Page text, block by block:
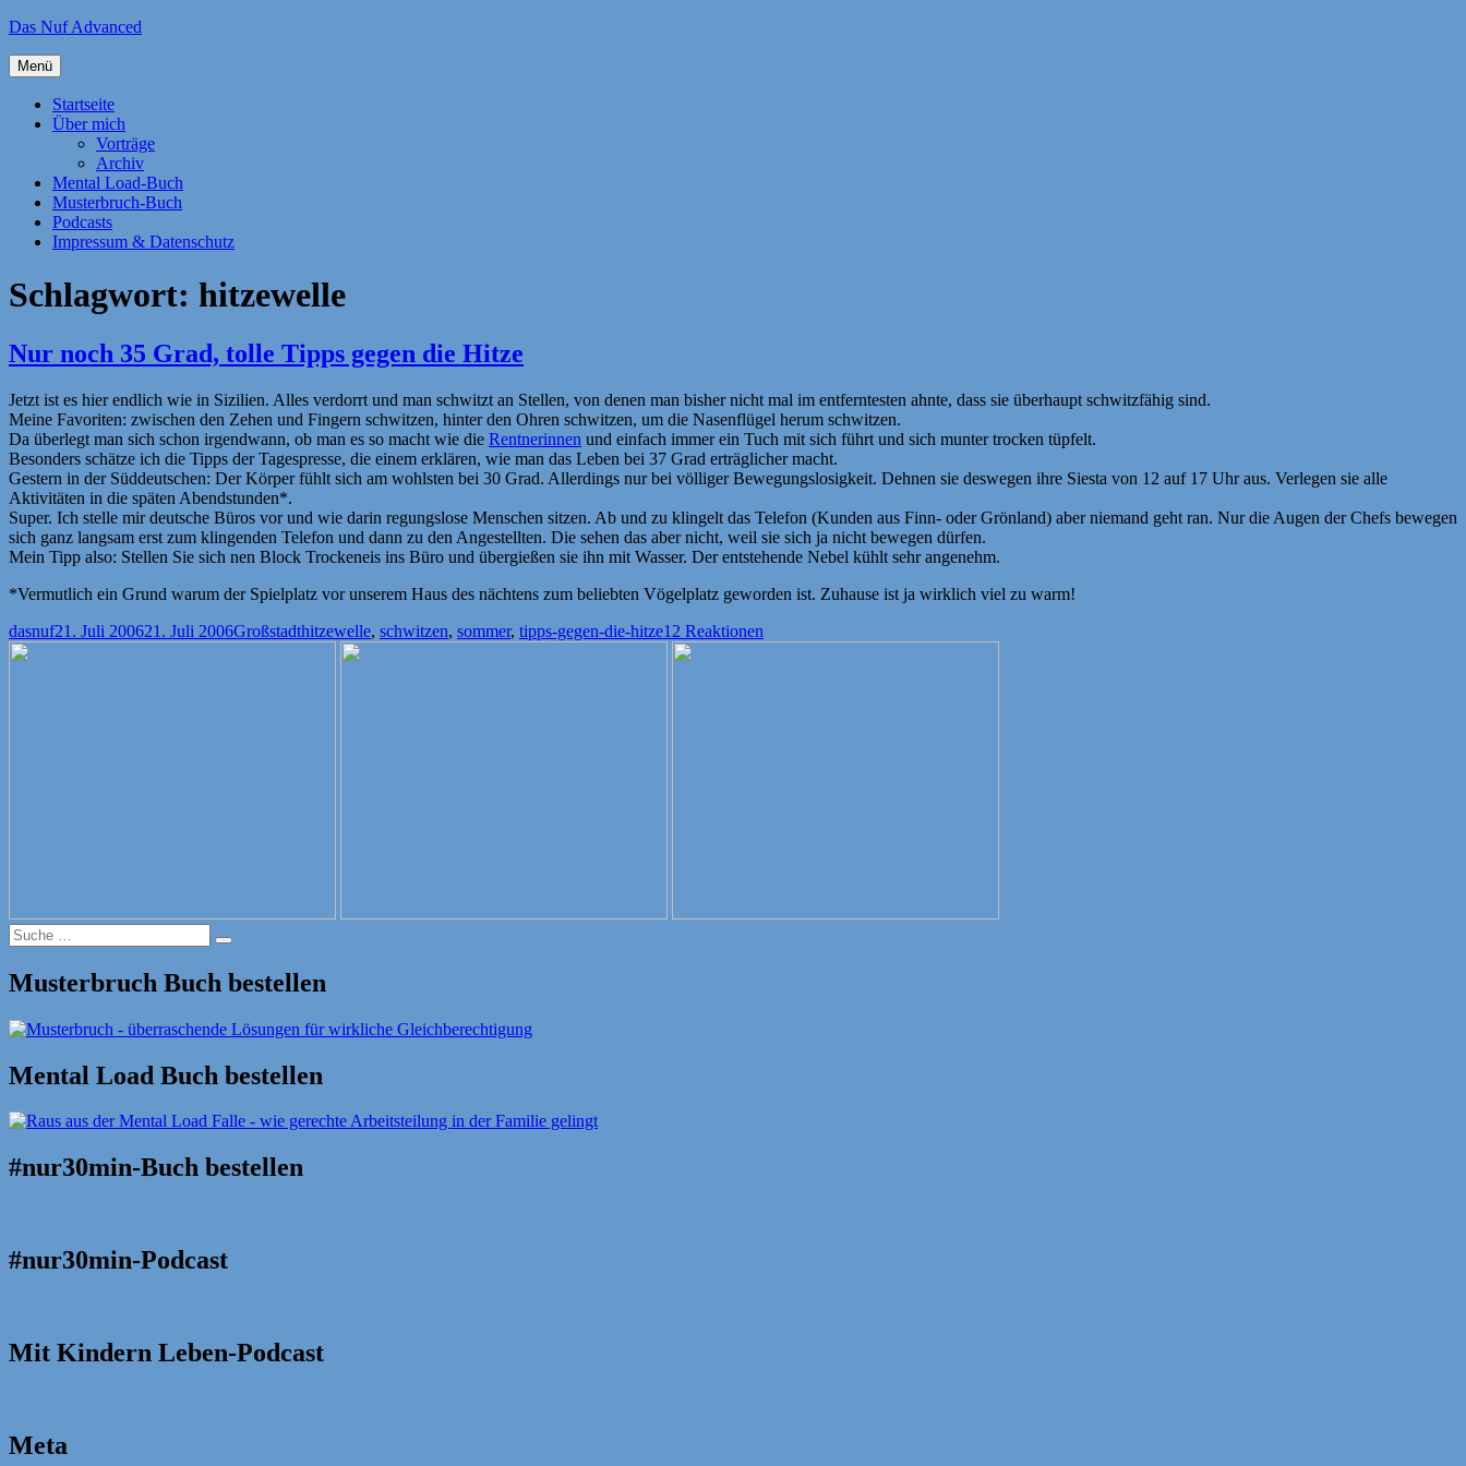
Zum
springen
Das Nuf Advanced
Menü
Startseite
Über mich
Vorträge
Archiv
Mental Load-Buch
Musterbruch-Buch
Podcasts
Impressum & Datenschutz
Schlagwort: hitzewelle
Nur noch 35 Grad, tolle Tipps gegen die Hitze
Jetzt ist es hier endlich wie in Sizilien. Alles verdorrt und man schwitzt an Stellen, von denen man bisher nicht mal im entferntesten ahnte, dass sie überhaupt schwitzfähig sind.
Meine Favoriten: zwischen den Zehen und Fingern schwitzen, hinter den Ohren schwitzen, um die Nasenflügel herum schwitzen.
Da überlegt man sich schon irgendwann, ob man es so macht wie die Rentnerinnen und einfach immer ein Tuch mit sich führt und sich munter trocken tüpfelt.
Besonders schätze ich die Tipps der Tagespresse, die einem erklären, wie man das Leben bei 37 Grad erträglicher macht.
Gestern in der Süddeutschen: Der Körper fühlt sich am wohlsten bei 30 Grad. Allerdings nur bei völliger Bewegungslosigkeit. Dehnen sie deswegen ihre Siesta von 12 auf 17 Uhr aus. Verlegen sie alle
Aktivitäten in die späten Abendstunden*.
Super. Ich stelle mir deutsche Büros vor und wie darin regungslose Menschen sitzen. Ab und zu klingelt das Telefon (Kunden aus Finn- oder Grönland) aber niemand geht ran. Nur die Augen der Chefs bewegen
sich ganz langsam erst zum klingenden Telefon und dann zu den Angestellten. Die sehen das aber nicht, weil sie sich ja nicht bewegen dürfen.
Mein Tipp also: Stellen Sie sich nen Block Trockeneis ins Büro und übergießen sie ihn mit Wasser. Der entstehende Nebel kühlt sehr angenehm.
*Vermutlich ein Grund warum der Spielplatz vor unserem Haus des nächtens zum beliebten Vögelplatz geworden ist. Zuhause ist ja wirklich viel zu warm!
Autor
dasnufVeröffentlicht
21. Juli 200621. Juli 2006Kategorien
GroßstadtSchlagwörter
hitzewelle, schwitzen, sommer, tipps-gegen-die-hitze12 Reaktionen
Suche
nach:
Suche
Musterbruch Buch bestellen
Mental Load Buch bestellen
#nur30min-Buch bestellen
#nur30min-Podcast
Mit Kindern Leben-Podcast
Meta